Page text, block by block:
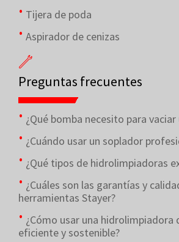
Tijera de poda
Aspirador de cenizas
Preguntas frecuentes
¿Qué bomba necesito para vaciar
¿Cuándo usar un soplador
¿Qué tipos de hidrolimpiadoras
¿Cuáles son las garantías y
herramientas Stayer?
¿Cómo usar una hidrolimpiadora
eficiente y sostenible?